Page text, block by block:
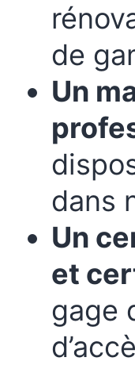
de
Un
dans
Un
et
gage